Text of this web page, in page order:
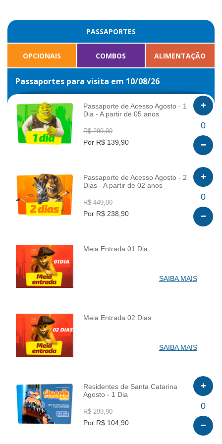
PASSAPORTES
OPCIONAIS COMBOS ALIMENTAÇÃO
Passaportes para visita em 10/08/26
INFO
Passaporte de Acesso Agosto - 1
Dia - A partir de 05 anos
R$ 299,00
Por R$ 139,90
0
INFO
Passaporte de Acesso Agosto - 2
Dias - A partir de 02 anos
R$ 449,00
Por R$ 238,90
0
INFO
Meia Entrada 01 Dia
SAIBA MAIS
INFO
Meia Entrada 02 Dias
SAIBA MAIS
INFO
Residentes de Santa Catarina
Agosto - 1 Dia
R$ 299,90
Por R$ 104,90
0